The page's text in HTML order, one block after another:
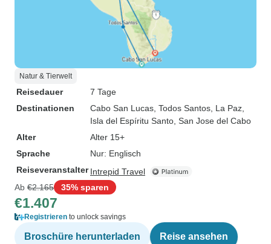
Natur & Tierwelt
Reisedauer
7 Tage
Destinationen
Cabo San Lucas , Todos Santos , La Paz
Isla del Espíritu Santo , San Jose del Cabo
Alter
Alter 15+
Sprache
Nur: Englisch
Reiseveranstalter Intrepid Travel
Ab €2.165 35% sparen
€1.407
Registrieren to unlock savings
Broschüre herunterladen Reise ansehen